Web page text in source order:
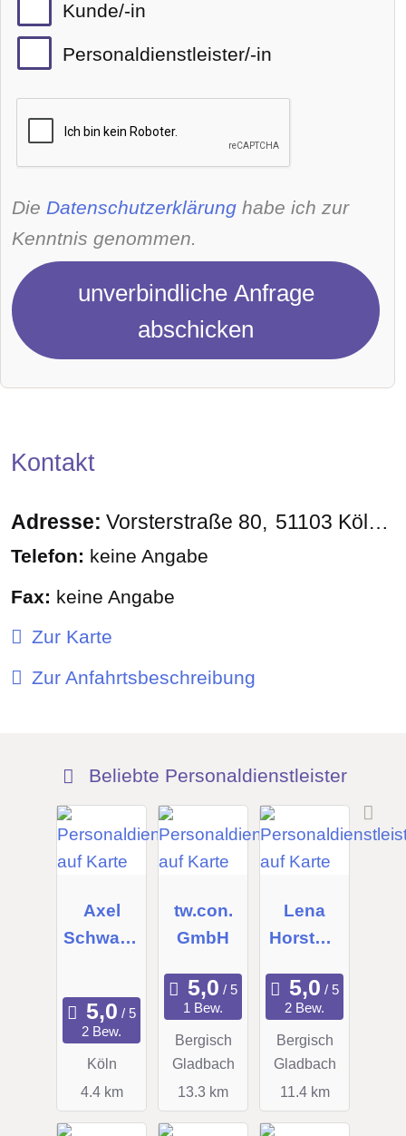
Kunde/-in
Personaldienstleister/-in
Die Datenschutzerklärung habe ich zur
Kenntnis genommen.
unverbindliche Anfrage
abschicken
Kontakt
Adresse: Vorsterstraße 80 51103 Köln
Telefon: keine Angabe
Fax: keine Angabe
Zur Karte
Zur Anfahrtsbeschreibung
Beliebte Personaldienstleister
Axel
Schwartz
ment
GmbH
2 Bew.
Köln
4.4 km
tw.con.
GmbH
1 Bew.
Bergisch
Gladbach
13.3 km
Lena
Horstma
The Best
Recruit
2 Bew.
Bergisch
Gladbach
11.4 km